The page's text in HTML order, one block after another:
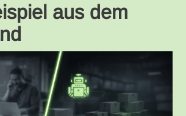
aus dem